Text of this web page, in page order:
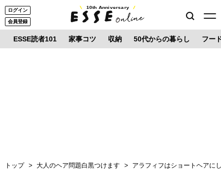
ログイン
会員登録
10th Anniversary
ESSE読者101 家事コツ 収納 50代からの暮らし フー
トップ 大人のヘア問題白黒つけます アラフィフはショートヘアに